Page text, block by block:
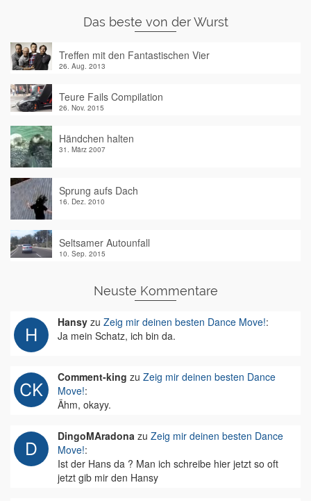
Das beste von der Wurst
Treffen mit den Fantastischen Vier
26. Aug. 2013
Teure Fails Compilation
26. Nov. 2015
Händchen halten
31. März 2007
Sprung aufs Dach
16. Dez. 2010
Seltsamer Autounfall
10. Sep. 2015
Neuste Kommentare
Hansy zu Zeig mir deinen besten Dance Move!:
Ja mein Schatz, ich bin da.
Comment-king zu Zeig mir deinen besten Dance
Move!:
Ähm, okayy.
DingoMAradona zu Zeig mir deinen besten Dance
Move!:
Ist der Hans da ? Man ich schreibe hier jetzt so oft
jetzt gib mir den Hansy